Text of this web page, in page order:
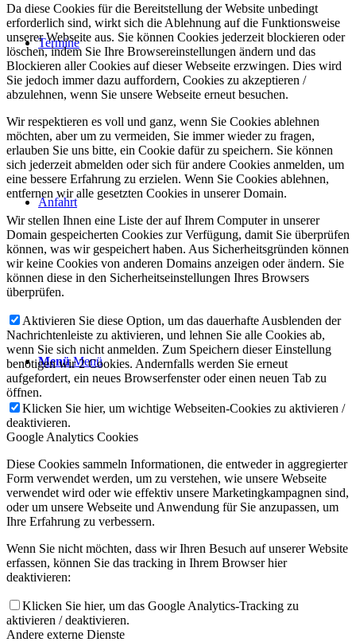
Termine
Anfahrt
Menü Menü
Da diese Cookies für die Bereitstellung der Website unbedingt
erforderlich sind, wirkt sich die Ablehnung auf die Funktionsweise
unserer Webseite aus. Sie können Cookies jederzeit blockieren oder
löschen, indem Sie Ihre Browsereinstellungen ändern und das
Blockieren aller Cookies auf dieser Webseite erzwingen. Dies wird
Sie jedoch immer dazu auffordern, Cookies zu akzeptieren /
abzulehnen, wenn Sie unsere Webseite erneut besuchen.
Wir respektieren es voll und ganz, wenn Sie Cookies ablehnen
möchten, aber um zu vermeiden, Sie immer wieder zu fragen,
erlauben Sie uns bitte, ein Cookie dafür zu speichern. Sie können
sich jederzeit abmelden oder sich für andere Cookies anmelden, um
eine bessere Erfahrung zu erzielen. Wenn Sie Cookies ablehnen,
entfernen wir alle gesetzten Cookies in unserer Domain.
Wir stellen Ihnen eine Liste der auf Ihrem Computer in unserer
Domain gespeicherten Cookies zur Verfügung, damit Sie überprüfen
können, was wir gespeichert haben. Aus Sicherheitsgründen können
wir keine Cookies von anderen Domains anzeigen oder ändern. Sie
können diese in den Sicherheitseinstellungen Ihres Browsers
überprüfen.
Aktivieren Sie diese Option, um das dauerhafte Ausblenden der
Nachrichtenleiste zu aktivieren, und lehnen Sie alle Cookies ab,
wenn Sie sich nicht anmelden. Zum Speichern dieser Einstellung
benötigen wir 2 Cookies. Andernfalls werden Sie erneut
aufgefordert, ein neues Browserfenster oder einen neuen Tab zu
öffnen.
Klicken Sie hier, um wichtige Webseiten-Cookies zu aktivieren /
deaktivieren.
Google Analytics Cookies
Diese Cookies sammeln Informationen, die entweder in aggregierter
Form verwendet werden, um zu verstehen, wie unsere Webseite
verwendet wird oder wie effektiv unsere Marketingkampagnen sind,
oder um unsere Webseite und Anwendung für Sie anzupassen, um
Ihre Erfahrung zu verbessern.
Wenn Sie nicht möchten, dass wir Ihren Besuch auf unserer Website
erfassen, können Sie das tracking in Ihrem Browser hier
deaktivieren:
Klicken Sie hier, um das Google Analytics-Tracking zu
aktivieren / deaktivieren.
Andere externe Dienste